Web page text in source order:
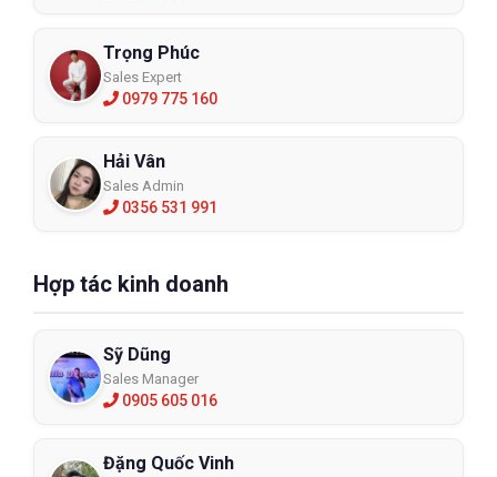
Trọng Phúc
Sales Expert
0979 775 160
Hải Vân
Sales Admin
0356 531 991
Hợp tác kinh doanh
Sỹ Dũng
Sales Manager
0905 605 016
Đặng Quốc Vinh